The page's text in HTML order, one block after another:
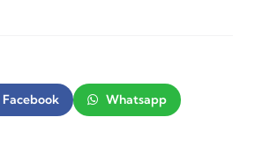
Facebook Whatsapp